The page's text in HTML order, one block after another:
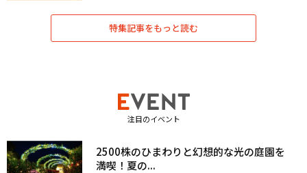
特集記事をもっと読む
注目のイベント
2500株のひまわりと幻想的な光の庭園を
満喫！夏の...